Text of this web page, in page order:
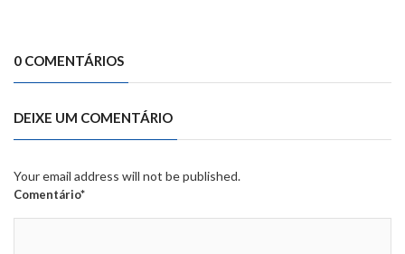
0 COMENTÁRIOS
DEIXE UM COMENTÁRIO
Your email address will not be published.
Comentário*